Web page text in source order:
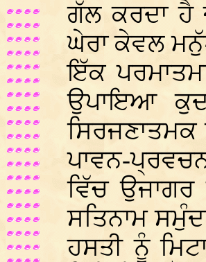
ਗੱਲ ਕਰਦਾ ਹੈ
ਘੇਰਾ ਕੇਵਲ
ਇੱਕ
ਉਪਾਇਆ
ਸਿਰਜਣਾਤਮਕ
ਪਾਵਨ-
ਵਿੱਚ ਉਜਾਗਰ
ਸਤਿਨਾਮ
ਹਸਤੀ ਨੂੰ